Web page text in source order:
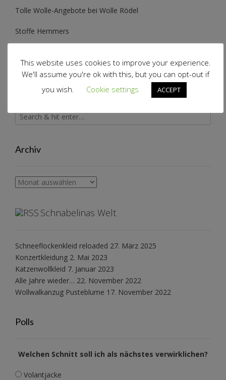
Tolle Wolle-Angebote bei Wolle Rödel
Stoffe Hemmers
Archiv
Archiv
Schnabelinas Welt
Schneeflockenkleid reloaded 27. März 2025
Konzertkleidung 2. Mai 2023
Katzenwollkleid 7. Januar 2023
Alle Jahre wieder… 22. November 2022
Wollwalkanzug Pusteblume 17. November 2022
Polls
Welchen Schnitt soll ich als nächstes verwirklichen?
Volantjacke
This website uses cookies to improve your experience.
We'll assume you're ok with this, but you can opt-out if
you wish.
Cookie settings ACCEPT